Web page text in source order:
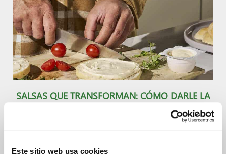
Este sitio web usa cookies
SALSAS QUE TRANSFORMAN: CÓMO DARLE LA
VUELTA A PLATOS ABURRIDOS CON UN SOLO
Hay días en los que cocinar se siente como una obligación más.